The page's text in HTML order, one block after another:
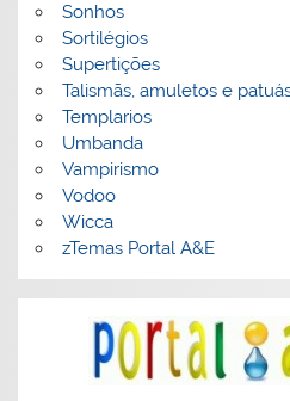
Sonhos
Sortilégios
Supertições
Talismãs, amuletos e
Templarios
Umbanda
Vampirismo
Vodoo
Wicca
zTemas Portal A&E